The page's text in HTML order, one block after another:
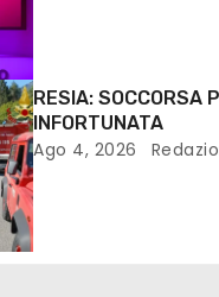
RESIA: SOCCORSA
INFORTUNATA
Ago 4, 2026